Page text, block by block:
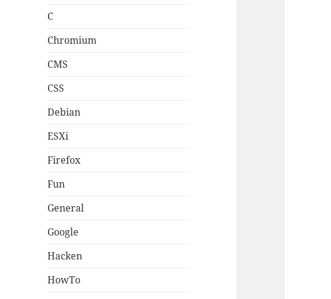
C
Chromium
CMS
CSS
Debian
ESXi
Firefox
Fun
General
Google
Hacken
HowTo